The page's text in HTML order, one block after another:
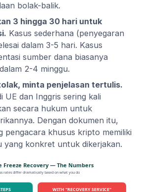
bolak-balik.
3 hingga 30 hari untuk
Kasus sederhana (penyegaran
dalam 3-5 hari. Kasus
sumber dana biasanya
2-4 minggu.
minta penjelasan tertulis.
UE dan Inggris sering kali
secara hukum untuk
Dengan dokumen itu,
pengacara khusus kripto memiliki
yang konkret untuk dikerjakan.